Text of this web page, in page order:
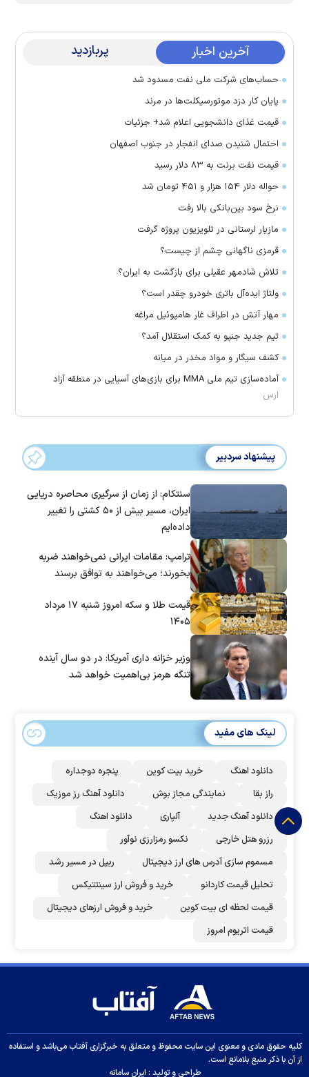
آخرین اخبار پربازدید
حساب‌های شرکت ملی نفت مسدود شد
پایان کار دزد موتورسیکلت‌ها در مرند
قیمت غذای دانشجویی اعلام شد+ جزئیات
احتمال شنیدن صدای انفجار در جنوب اصفهان
قیمت نفت برنت به ۸۳ دلار رسید
حواله دلار ۱۵۴ هزار و ۴۵۱ تومان شد
نرخ سود بین‌بانکی بالا رفت
مازیار لرستانی در تلویزیون پروژه گرفت
قرمزی ناگهانی چشم از چیست؟
تلاش شادمهر عقیلی برای بازگشت به ایران؟
ولتاژ ایده‌آل باتری خودرو چقدر است؟
مهار آتش در اطراف غار هامپوئیل مراغه
تیم جدید جنپو به کمک استقلال آمد؟
کشف سیگار و مواد مخدر در میانه
آماده‌سازی تیم ملی MMA برای بازی‌های آسیایی در منطقه آزاد
ارس
پیشنهاد سردبیر
سنتکام: از زمان از سرگیری محاصره دریایی
ایران، مسیر بیش از ۵۰ کشتی را تغییر
داده‌ایم
ترامپ: مقامات ایرانی نمی‌خواهند ضربه
بخورند؛ می‌خواهند به توافق برسند
قیمت طلا و سکه امروز شنبه ۱۷ مرداد
۱۴۰۵
وزیر خزانه داری آمریکا: در دو سال آینده
تنگه هرمز بی‌اهمیت خواهد شد
لینک های مفید
دانلود اهنگ خرید بیت کوین
پنجره دوجداره
راز بقا
نمایندگی مجاز بوش
دانلود آهنگ رز‌ موزیک
دانلود آهنگ جدید
آلپاری
دانلود اهنگ
رزرو هتل خارجی
نکسو رمزارزی نوآور
مسموم سازی آدرس های ارز دیجیتال
ریپل در مسیر رشد
تحلیل قیمت کاردانو
خرید و فروش ارز سینتتیکس
قیمت لحظه ای بیت کوین
خرید و فروش ارزهای دیجیتال
قیمت اتریوم امروز
کلیه حقوق مادی و معنوی این سایت محفوظ و متعلق به خبرگزاری آفتاب می‌باشد و استفاده
از آن با ذکر منبع بلامانع است.
طراحی و تولید : ایران سامانه